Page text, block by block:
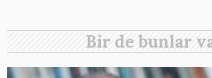
Bir de bunlar